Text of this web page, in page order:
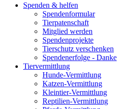
Spenden & helfen
Spendenformular
Tierpatenschaft
Mitglied werden
Spendenprojekte
Tierschutz verschenken
Spendenerfolge - Danke
Tiervermittlung
Hunde-Vermittlung
Katzen-Vermittlung
Kleintier-Vermittlung
Reptilien-Vermittlung